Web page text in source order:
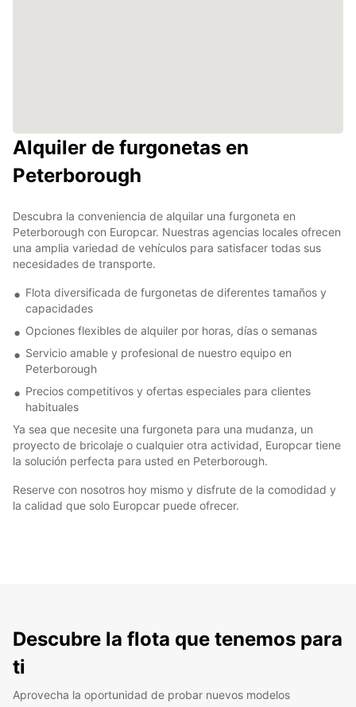
Alquiler de furgonetas en
Peterborough
Descubra la conveniencia de alquilar una furgoneta en
Peterborough con Europcar. Nuestras agencias locales ofrecen
una amplia variedad de vehículos para satisfacer todas sus
necesidades de transporte.
Flota diversificada de furgonetas de diferentes tamaños y
capacidades
Opciones flexibles de alquiler por horas, días o semanas
Servicio amable y profesional de nuestro equipo en
Peterborough
Precios competitivos y ofertas especiales para clientes
habituales
Ya sea que necesite una furgoneta para una mudanza, un
proyecto de bricolaje o cualquier otra actividad, Europcar tiene
la solución perfecta para usted en Peterborough.
Reserve con nosotros hoy mismo y disfrute de la comodidad y
la calidad que solo Europcar puede ofrecer.
Descubre la flota que tenemos para
ti
Aprovecha la oportunidad de probar nuevos modelos